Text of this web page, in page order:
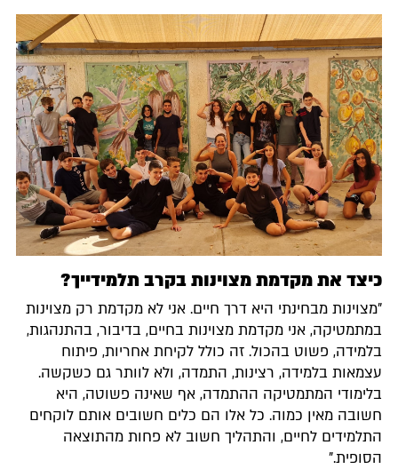
כיצד את מקדמת מצוינות בקרב תלמידייך?
"מצוינות מבחינתי היא דרך חיים. אני לא מקדמת רק מצוינות
במתמטיקה, אני מקדמת מצוינות בחיים, בדיבור, בהתנהגות,
בלמידה, פשוט בהכול. זה כולל לקיחת אחריות, פיתוח
עצמאות בלמידה, רצינות, התמדה, ולא לוותר גם כשקשה.
בלימודי המתמטיקה ההתמדה, אף שאינה פשוטה, היא
חשובה מאין כמוה. כל אלו הם כלים חשובים אותם לוקחים
התלמידים לחיים, והתהליך חשוב לא פחות מהתוצאה
הסופית."